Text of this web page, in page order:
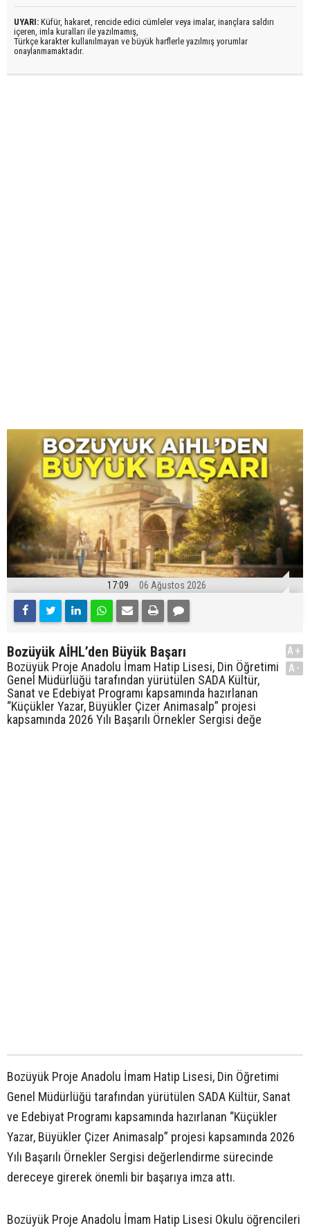
UYARI: Küfür, hakaret, rencide edici cümleler veya imalar, inançlara saldırı
içeren, imla kuralları ile yazılmamış,
Türkçe karakter kullanılmayan ve büyük harflerle yazılmış yorumlar
onaylanmamaktadır.
17:09 06 Ağustos 2026
Bozüyük AİHL’den Büyük Başarı
Bozüyük Proje Anadolu İmam Hatip Lisesi, Din Öğretimi
Genel Müdürlüğü tarafından yürütülen SADA Kültür,
Sanat ve Edebiyat Programı kapsamında hazırlanan
“Küçükler Yazar, Büyükler Çizer Animasalp” projesi
kapsamında 2026 Yılı Başarılı Örnekler Sergisi değe
A+
A-
Bozüyük Proje Anadolu İmam Hatip Lisesi, Din Öğretimi
Genel Müdürlüğü tarafından yürütülen SADA Kültür, Sanat
ve Edebiyat Programı kapsamında hazırlanan “Küçükler
Yazar, Büyükler Çizer Animasalp” projesi kapsamında 2026
Yılı Başarılı Örnekler Sergisi değerlendirme sürecinde
dereceye girerek önemli bir başarıya imza attı.
Bozüyük Proje Anadolu İmam Hatip Lisesi Okulu öğrencileri